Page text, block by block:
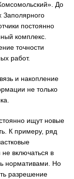
До
Заполярного
постоянно
комплекс.
точности
работ.
и накопление
не только
ищут новые
К примеру, ряд
включаться в
нормативами. Но
разрешение